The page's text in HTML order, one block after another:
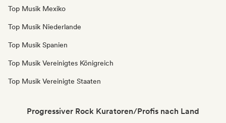
Top Musik Mexiko
Top Musik Niederlande
Top Musik Spanien
Top Musik Vereinigtes Königreich
Top Musik Vereinigte Staaten
Progressiver Rock Kuratoren/Profis nach Land